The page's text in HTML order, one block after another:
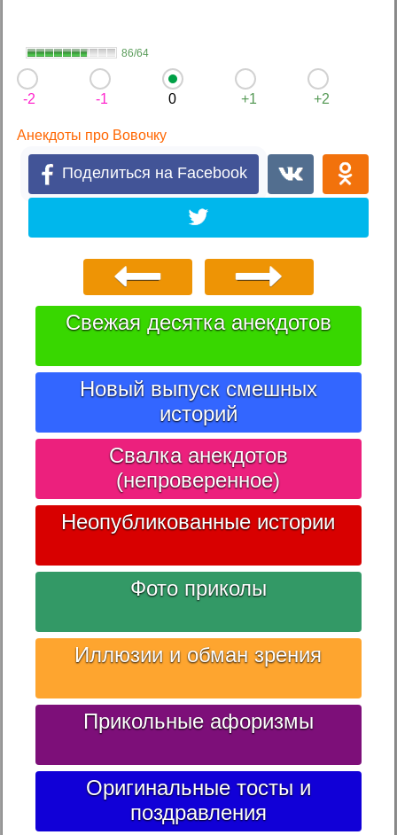
86/64
-2 -1 0 +1 +2
Анекдоты про Вовочку
Поделиться на Facebook
Свежая десятка анекдотов
Новый выпуск смешных
историй
Свалка анекдотов
(непроверенное)
Неопубликованные истории
Фото приколы
Иллюзии и обман зрения
Прикольные афоризмы
Оригинальные тосты и
поздравления